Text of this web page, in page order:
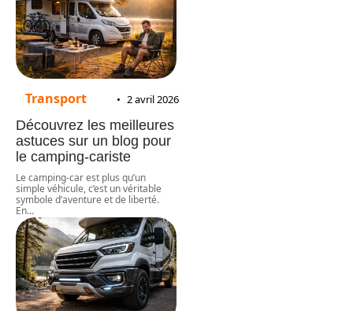
Transport 2 avril 2026
Découvrez les meilleures
astuces sur un blog pour
le camping-cariste
Le camping-car est plus qu’un
simple véhicule, c’est un véritable
symbole d’aventure et de liberté.
En…